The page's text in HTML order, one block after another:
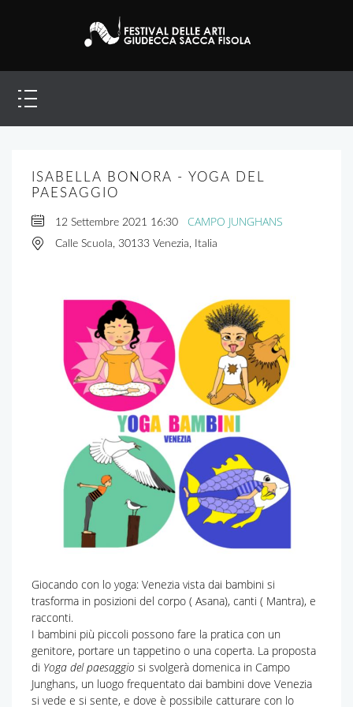
ISABELLA BONORA - YOGA DEL
PAESAGGIO
12 Settembre 2021 16:30 CAMPO JUNGHANS
Calle Scuola, 30133 Venezia, Italia
Giocando con lo yoga: Venezia vista dai bambini si
trasforma in posizioni del corpo ( Asana), canti ( Mantra), e
racconti.
I bambini più piccoli possono fare la pratica con un
genitore, portare un tappetino o una coperta. La proposta
di Yoga del paesaggio si svolgerà domenica in Campo
Junghans, un luogo frequentato dai bambini dove Venezia
si vede e si sente, e dove è possibile catturare con lo